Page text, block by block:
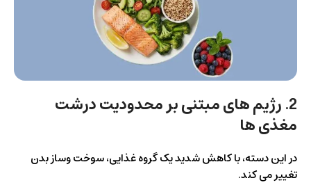
2. رژیم های مبتنی بر محدودیت درشت
مغذی ها
در این دسته، با کاهش شدید یک گروه غذایی، سوخت وساز بدن
تغییر می کند.